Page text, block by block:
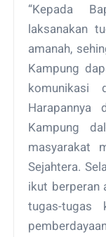
“Kepada
laksanakan
amanah,
Kampung
komunikasi
Harapannya
Kampung
masyarakat
Sejahtera.
ikut berperan
tugas-tugas